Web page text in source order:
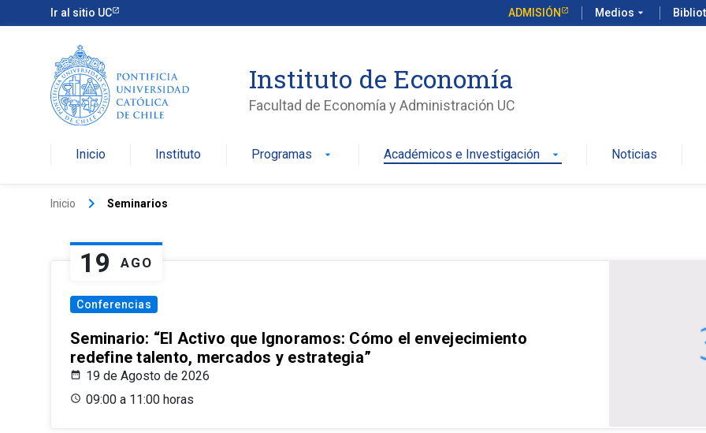
Ir al sitio UC ADMISIÓN Medios arrow_drop_down
Instituto de Economía
Facultad de Economía y Administración UC
Inicio Instituto Programas arrow_drop_down Académicos e Investigación arrow_drop_down Noticias
Inicio keyboard_arrow_right Seminarios
19 AGO
Conferencias
Seminario: “El Activo que Ignoramos: Cómo el envejecimiento
redefine talento, mercados y estrategia”
19 de Agosto de 2026
09:00 a 11:00 horas